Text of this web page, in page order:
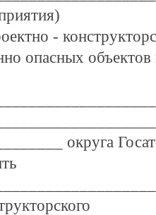
-
опасных объектов
округа